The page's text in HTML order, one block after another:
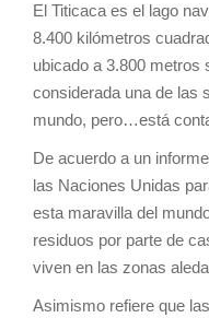
El Titicaca es el lago
8.400 kilómetros
ubicado a 3.800 metros
considerada una de las
mundo, pero…está
De acuerdo a un
las Naciones Unidas
esta maravilla del
residuos por parte de
viven en las zonas
Asimismo refiere que